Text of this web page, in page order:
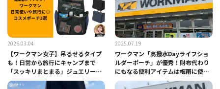
2026.03.04
【ワークマン女子】吊るせるタイプ
も！日常から旅行にキャンプまで
「スッキリまとまる」ジュエリーメ
イクポーチ3選
2025.07.19
ワークマン「高撥水Dayライフショ
ルダーポーチ」が優秀！財布代わり
にもなる便利アイテムは梅雨に使え
る